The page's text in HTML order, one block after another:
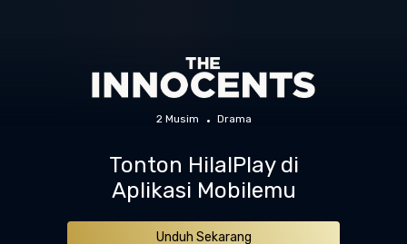
2 Musim Drama
Tonton HilalPlay di
Aplikasi Mobilemu
Unduh Sekarang